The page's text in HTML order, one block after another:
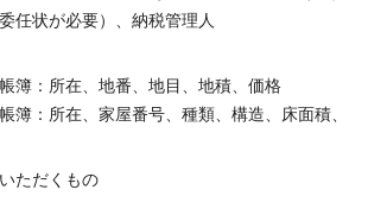
任状が必要）、納税管理人
簿：所在、地番、地目、地積、価格
簿：所在、家屋番号、種類、構造、床面積、
ただくもの